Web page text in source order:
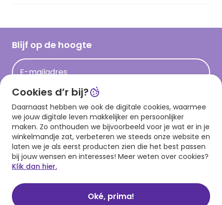
Hallmark Kaartclub
Acties
Hallmark en Kinderpostzegels
Cadeau inspiratie
Kaartinspiratie
Blijf op de hoogte
E-mailadres
Aanmelden
Download onze app
Cookies d’r bij?
Daarnaast hebben we ook de digitale cookies, waarmee
we jouw digitale leven makkelijker en persoonlijker
maken. Zo onthouden we bijvoorbeeld voor je wat er in je
winkelmandje zat, verbeteren we steeds onze website en
laten we je als eerst producten zien die het best passen
bij jouw wensen en interesses! Meer weten over cookies?
Klik dan hier.
Oké, prima!